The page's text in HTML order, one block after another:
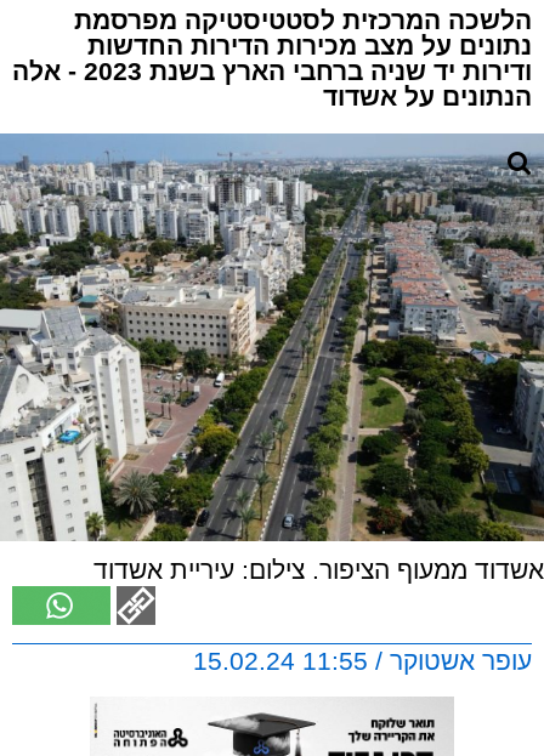
הלשכה המרכזית לסטטיסטיקה מפרסמת
נתונים על מצב מכירות הדירות החדשות
ודירות יד שניה ברחבי הארץ בשנת 2023 - אלה
הנתונים על אשדוד
אשדוד ממעוף הציפור. צילום: עיריית אשדוד
עופר אשטוקר / 11:55 15.02.24